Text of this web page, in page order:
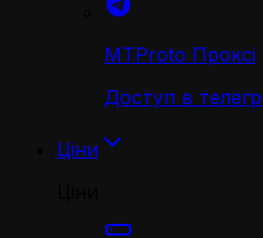
MTProto Проксі
Доступ в
Ціни